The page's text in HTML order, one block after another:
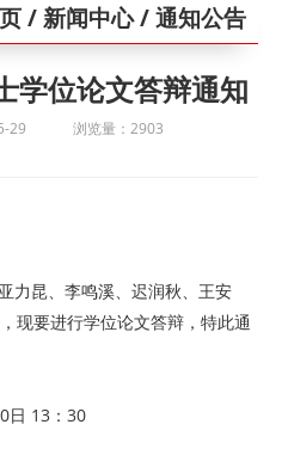
/ 新闻中心/ 通知公告
学位论文答辩通知
29 浏览量：2903
昆、李鸣溪、迟润秋、王安
现要进行学位论文答辩，特此通
日 13 ： 30